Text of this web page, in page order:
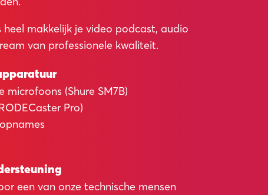
heel makkelijk je video podcast, audio
van professionele kwaliteit.
microfoons (Shure SM7B)
Pro)
een van onze technische mensen